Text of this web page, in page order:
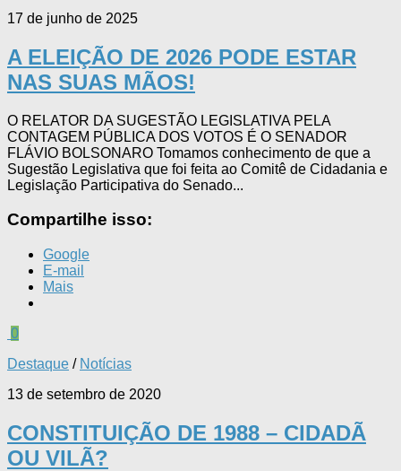
17 de junho de 2025
A ELEIÇÃO DE 2026 PODE ESTAR
NAS SUAS MÃOS!
O RELATOR DA SUGESTÃO LEGISLATIVA PELA
CONTAGEM PÚBLICA DOS VOTOS É O SENADOR
FLÁVIO BOLSONARO Tomamos conhecimento de que a
Sugestão Legislativa que foi feita ao Comitê de Cidadania e
Legislação Participativa do Senado...
Compartilhe isso:
Google
E-mail
Mais
0
Destaque / Notícias
13 de setembro de 2020
CONSTITUIÇÃO DE 1988 – CIDADÃ
OU VILÃ?